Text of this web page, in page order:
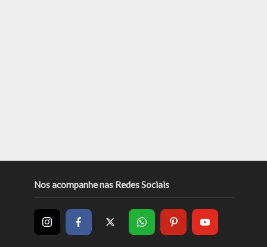
Nos acompanhe nas Redes Sociais